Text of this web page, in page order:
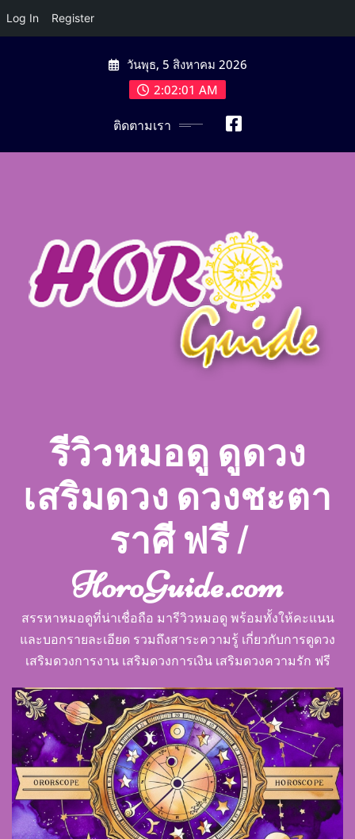
Log In Register
วันพุธ, 5 สิงหาคม 2026
2:02:02 AM
ติดตามเรา
รีวิวหมอดู ดูดวง
เสริมดวง ดวงชะตา
ราศี ฟรี |
HoroGuide.com
สรรหาหมอดูที่น่าเชื่อถือ มารีวิวหมอดู พร้อมทั้งให้คะแนน
และบอกรายละเอียด รวมถึงสาระความรู้ เกี่ยวกับการดูดวง
เสริมดวงการงาน เสริมดวงการเงิน เสริมดวงความรัก ฟรี